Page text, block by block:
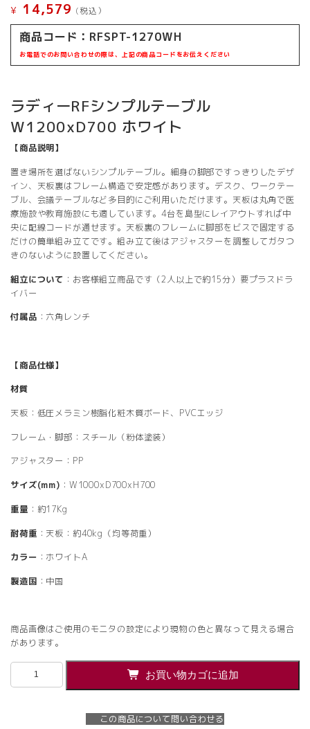
¥ 14,579 (税込）
商品コード：RFSPT-1270WH
お電話でのお問い合わせの際は、上記の商品コードをお伝えください
ラディーRFシンプルテーブル
W1200xD700 ホワイト
【商品説明】
置き場所を選ばないシンプルテーブル。細身の脚部ですっきりしたデザ
イン、天板裏はフレーム構造で安定感があります。デスク、ワークテー
ブル、会議テーブルなど多目的にご利用いただけます。天板は丸角で医
療施設や教育施設にも適しています。4台を島型にレイアウトすれば中
央に配線コードが通せます。天板裏のフレームに脚部をビスで固定する
だけの簡単組み立てです。組み立て後はアジャスターを調整してガタつ
きのないように設置してください。
組立について ：お客様組立商品です（2人以上で約15分）要プラスドラ
イバー
付属品 ：六角レンチ
【商品仕様】
材質
天板：低圧メラミン樹脂化粧木質ボード、PVCエッジ
フレーム・脚部：スチール（粉体塗装）
アジャスター：PP
サイズ(mm) ：W1000xD700xH700
重量 ：約17Kg
耐荷重 ：天板：約40kg（均等荷重）
カラー ：ホワイトA
製造国 ：中国
商品画像はご使用のモニタの設定により現物の色と異なって見える場合
があります。
【法
お買い物カゴに追加
この商品について問い合わせる